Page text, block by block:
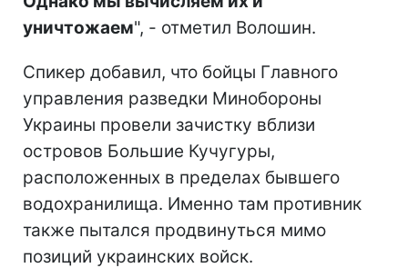
уничтожаем", - отметил Волошин.
Спикер добавил, что бойцы Главного
управления разведки Минобороны
Украины провели зачистку вблизи
островов Большие Кучугуры,
расположенных в пределах бывшего
водохранилища. Именно там противник
также пытался продвинуться мимо
позиций украинских войск.